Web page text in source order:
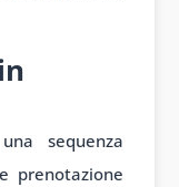
sequenza
prenotazione